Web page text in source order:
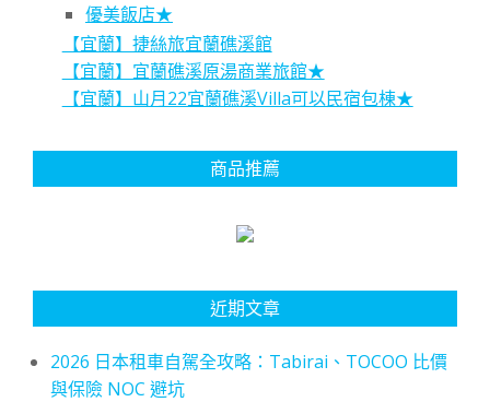
優美飯店★
【宜蘭】捷絲旅宜蘭礁溪館
【宜蘭】宜蘭礁溪原湯商業旅館★
【宜蘭】山月22宜蘭礁溪Villa可以民宿包棟★
商品推薦
近期文章
2026 日本租車自駕全攻略：Tabirai、TOCOO 比價
與保險 NOC 避坑